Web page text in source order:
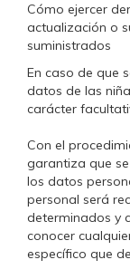
Cómo ejercer
actualización o
suministrados
En caso de que
datos de las
carácter
Con el
garantiza que
los datos
personal será
determinados y
conocer
específico que